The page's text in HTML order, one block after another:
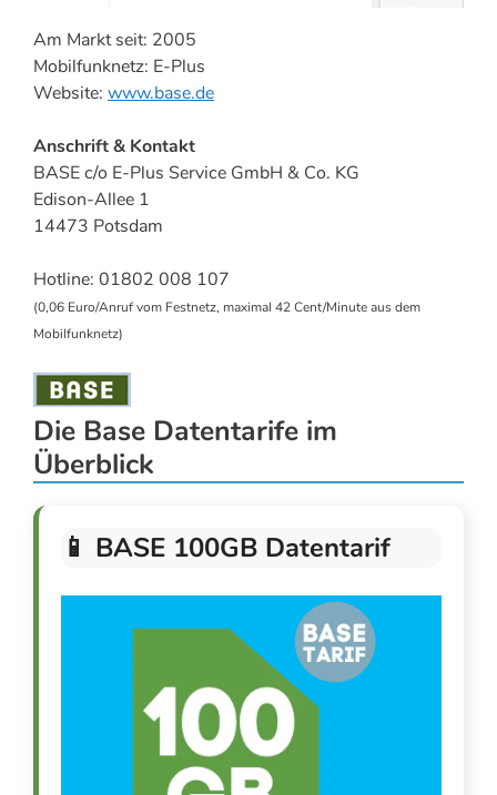
Am Markt seit: 2005
Mobilfunknetz: E-Plus
Website: www.base.de
Anschrift & Kontakt
BASE c/o E-Plus Service GmbH & Co. KG
Edison-Allee 1
14473 Potsdam
Hotline: 01802 008 107
(0,06 Euro/Anruf vom Festnetz, maximal 42 Cent/Minute aus dem
Mobilfunknetz)
Die Base Datentarife im
Überblick
📱 BASE 100GB Datentarif